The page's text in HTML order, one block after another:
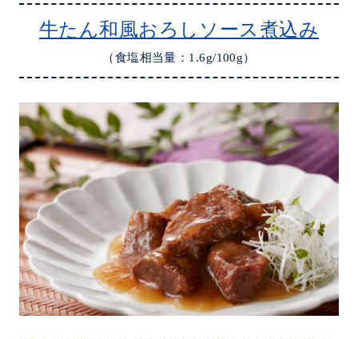
牛たん和風おろしソース煮込み
（食塩相当量：1.6g/100g）